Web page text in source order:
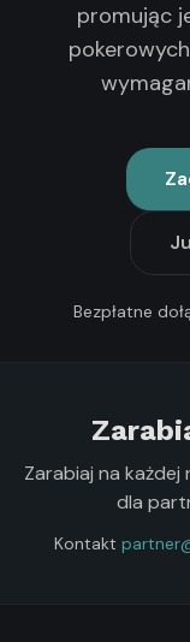
promując
Bezpłatne
Zarabiaj na
dla
Kontakt